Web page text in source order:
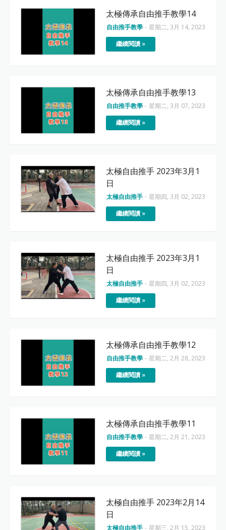
太極傳承自由推手教學14
自由推手教學 - 星期二, 3月 14, 2023
繼續閱讀 »
太極傳承自由推手教學13
自由推手教學 - 星期二, 3月 07, 2023
繼續閱讀 »
太極自由推手 2023年3月1
日
太極自由推手 - 星期四, 3月 02, 2023
繼續閱讀 »
太極自由推手 2023年3月1
日
太極自由推手 - 星期四, 3月 02, 2023
繼續閱讀 »
太極傳承自由推手教學12
自由推手教學 - 星期二, 2月 28, 2023
繼續閱讀 »
太極傳承自由推手教學11
自由推手教學 - 星期二, 2月 21, 2023
繼續閱讀 »
太極自由推手 2023年2月14
日
太極自由推手 - 星期三, 2月 15, 2023